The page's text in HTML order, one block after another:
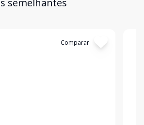
semelhantes
Comparar